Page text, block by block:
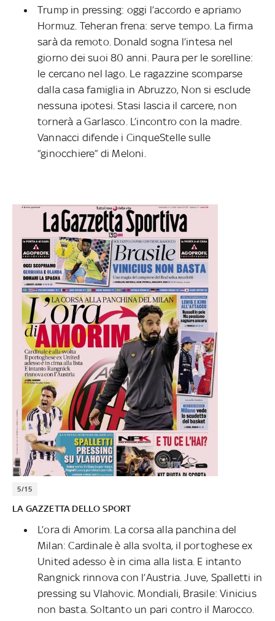
Trump in pressing: oggi l’accordo e apriamo
Hormuz. Teheran frena: serve tempo. La firma
sarà da remoto. Donald sogna l’intesa nel
giorno dei suoi 80 anni. Paura per le sorelline:
le cercano nel lago. Le ragazzine scomparse
dalla casa famiglia in Abruzzo, Non si esclude
nessuna ipotesi. Stasi lascia il carcere, non
tornerà a Garlasco. L’incontro con la madre.
Vannacci difende i CinqueStelle sulle
“ginocchiere” di Meloni.
5/15
LA GAZZETTA DELLO SPORT
L’ora di Amorim. La corsa alla panchina del
Milan: Cardinale è alla svolta, il portoghese ex
United adesso è in cima alla lista. E intanto
Rangnick rinnova con l’Austria. Juve, Spalletti in
pressing su Vlahovic. Mondiali, Brasile: Vinicius
non basta. Soltanto un pari contro il Marocco.